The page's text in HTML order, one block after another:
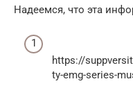
Надеемся, что эта
https://
ty-emg-series-